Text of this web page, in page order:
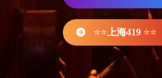
⭐⭐ 上海419 ⭐⭐